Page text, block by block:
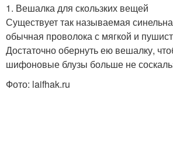
1. Вешалка для скользких вещей
Существует так называемая
обычная проволока с мягкой и
Достаточно обернуть ею вешалку,
шифоновые блузы больше не
Фото: laifhak.ru